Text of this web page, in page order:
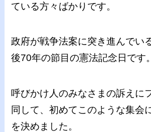
ている方々ばかりです。
政府が戦争法案に突き進んでい
後70年の節目の憲法記念日です。
呼びかけ人のみなさまの訴えに
同して、初めてこのような集会
を決めました。